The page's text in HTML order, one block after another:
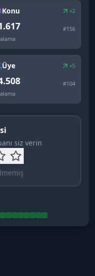
Konu +2
#156
Üye +5
#104
siz verin